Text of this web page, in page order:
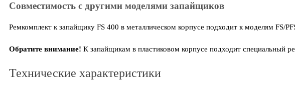
Совместимость с другими моделями запайщиков
Ремкомплект к запайщику FS 400 в металлическом корпусе подходит к моделям FS/
Обратите внимание! К запайщикам в пластиковом корпусе подходит специальный
Технические характеристики